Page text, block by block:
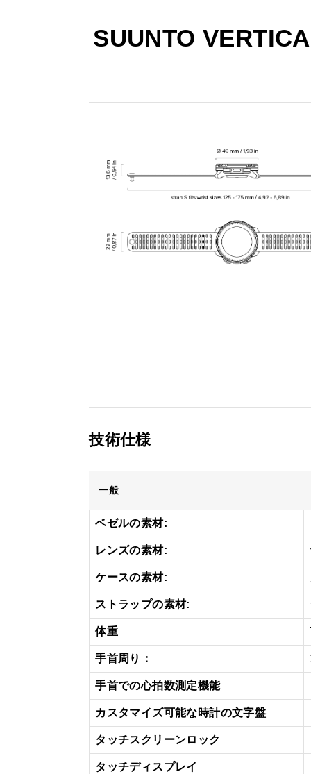
SUUNTO
技術仕様
一般
ベゼルの素材:
レンズの素材:
ケースの素材:
ストラップの素材:
体重
手首周り：
手首での心拍数測定機能
カスタマイズ可能な時計の文字盤
タッチスクリーンロック
タッチディスプレイ